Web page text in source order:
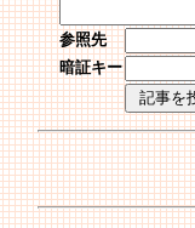
参照先
暗証キー